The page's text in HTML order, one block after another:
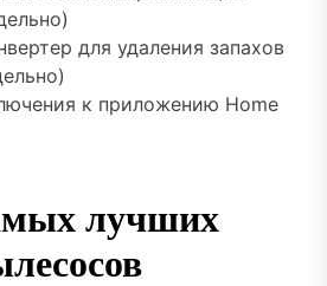
для удаления запахов
к приложению Home
лучших